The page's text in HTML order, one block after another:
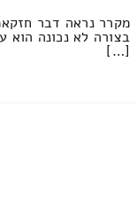
מקרר נראה דבר
בצורה לא נכונה הוא
[…]